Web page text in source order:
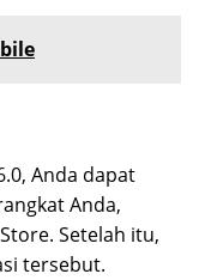
Anda dapat
Anda,
Setelah itu,
tersebut.